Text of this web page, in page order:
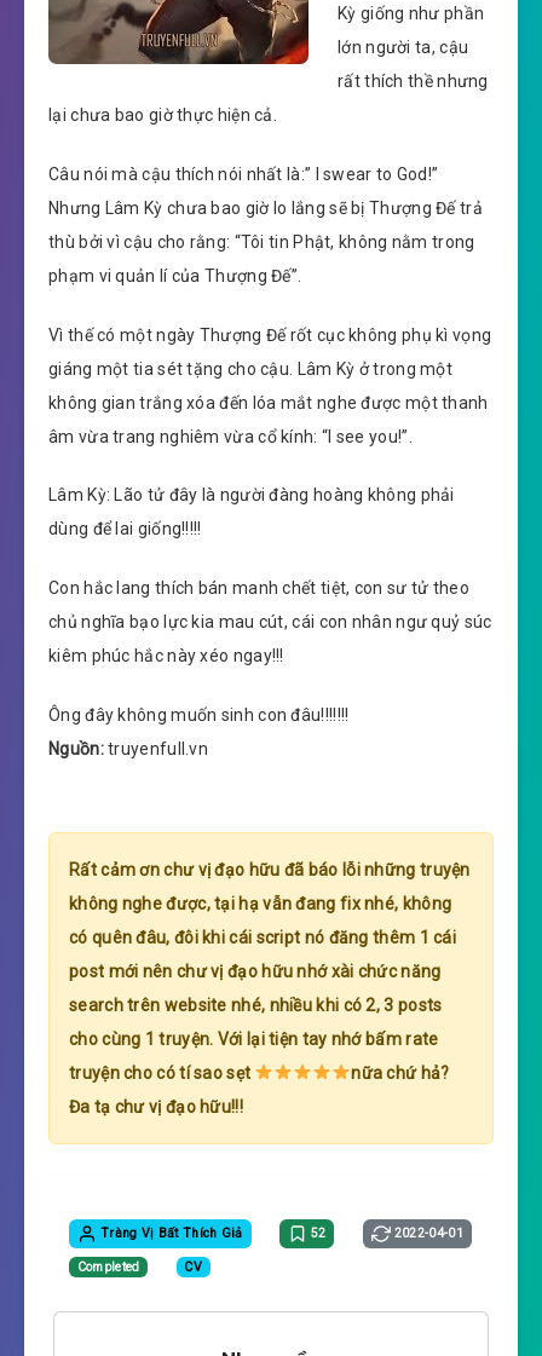
Kỳ giống như phần
lớn người ta, cậu
rất thích thề nhưng
lại chưa bao giờ thực hiện cả.
Câu nói mà cậu thích nói nhất là:” I swear to God!”
Nhưng Lâm Kỳ chưa bao giờ lo lắng sẽ bị Thượng Đế trả
thù bởi vì cậu cho rằng: “Tôi tin Phật, không nằm trong
phạm vi quản lí của Thượng Đế”.
Vì thế có một ngày Thượng Đế rốt cục không phụ kì vọng
giáng một tia sét tặng cho cậu. Lâm Kỳ ở trong một
không gian trắng xóa đến lóa mắt nghe được một thanh
âm vừa trang nghiêm vừa cổ kính: “I see you!”.
Lâm Kỳ: Lão tử đây là người đàng hoàng không phải
dùng để lai giống!!!!!
Con hắc lang thích bán manh chết tiệt, con sư tử theo
chủ nghĩa bạo lực kia mau cút, cái con nhân ngư quỷ súc
kiêm phúc hắc này xéo ngay!!!
Ông đây không muốn sinh con đâu!!!!!!!
Nguồn:truyenfull.vn
Rất cảm ơn chư vị đạo hữu đã báo lỗi những truyện
không nghe được, tại hạ vẫn đang fix nhé, không
có quên đâu, đôi khi cái script nó đăng thêm 1 cái
post mới nên chư vị đạo hữu nhớ xài chức năng
search trên website nhé, nhiều khi có 2, 3 posts
cho cùng 1 truyện. Với lại tiện tay nhớ bấm rate
truyện cho có tí sao sẹt
nữa chứ hả?
Đa tạ chư vị đạo hữu!!!
Tràng Vị Bất Thích Giả 52 2022-04-01
Completed CV